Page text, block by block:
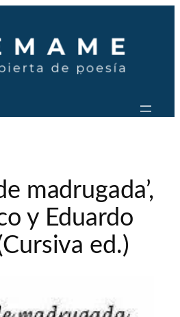
madrugada’,
y Eduardo
ed.)